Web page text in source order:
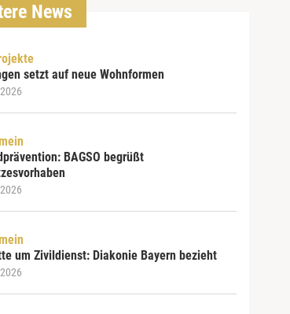
News
setzt auf neue Wohnformen
BAGSO begrüßt
um Zivildienst: Diakonie Bayern bezieht